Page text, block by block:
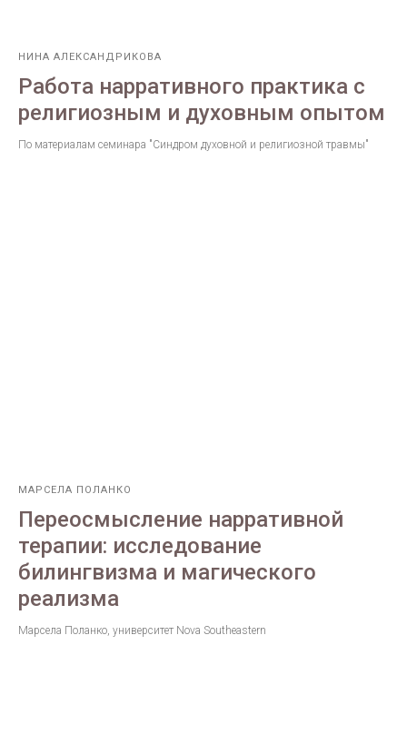
НИНА АЛЕКСАНДРИКОВА
Работа нарративного практика с
религиозным и духовным опытом
По материалам семинара "Синдром духовной и религиозной травмы"
МАРСЕЛА ПОЛАНКО
Переосмысление нарративной
терапии: исследование
билингвизма и магического
реализма
Марсела Поланко, университет Nova Southeastern